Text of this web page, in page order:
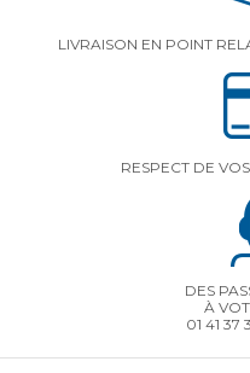
LIVRAISON EN POINT
RESPECT DE
DES
À
01 41 37